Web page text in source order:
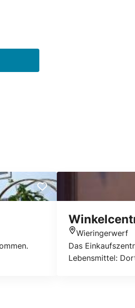
Standort
Wieringerwerf
Das
Lebensmittel: